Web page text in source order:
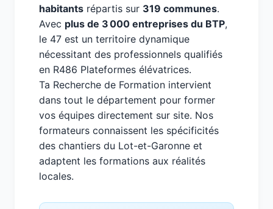
habitants répartis sur 319 communes.
Avec plus de 3 000 entreprises du BTP,
le 47 est un territoire dynamique
nécessitant des professionnels qualifiés
en R486 Plateformes élévatrices.
Ta Recherche de Formation intervient
dans tout le département pour former
vos équipes directement sur site. Nos
formateurs connaissent les spécificités
des chantiers du Lot-et-Garonne et
adaptent les formations aux réalités
locales.